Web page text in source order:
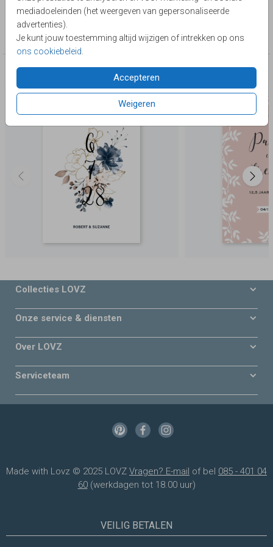
mediadoeleinden (het weergeven van gepersonaliseerde
advertenties).
Je kunt jouw toestemming altijd wijzigen of intrekken op ons
ons cookiebeleid
Accepteren
Weigeren
Lievez
Collectie
12,5 jaar getrouwd
Deze producten zijn wellicht ook iets voor je
Collecties LOVZ
Onze service & diensten
Over LOVZ
Serviceteam
Made with Lovz © 2025 LOVZ Vragen? E-mail of bel 085 - 401 04
60(werkdagen tot 18.00 uur)
VEILIG BETALEN